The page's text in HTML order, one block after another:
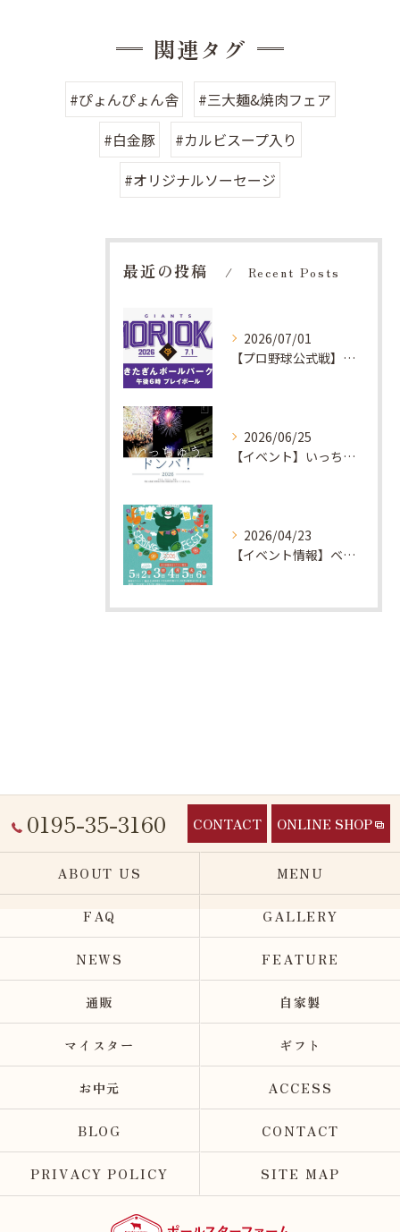
関連タグ
#ぴょんぴょん舎
#三大麺&焼肉フェア
#白金豚
#カルビスープ入り
#オリジナルソーセージ
最近の投稿 Recent Posts
2026/07/01
【プロ野球公式戦】ベアレンさんのブースでソーセージ食べれます！
2026/06/25
【イベント】いっちゅうドンパ2026出店のお知らせ
2026/04/23
【イベント情報】ベアレンスプリングフェスト出店のお知らせ★2026.05.02(前日祭)～05.06(延長戦)★
0195-35-3160 CONTACT ONLINE SHOP
ABOUT US MENU
FAQ GALLERY
NEWS FEATURE
通販 自家製
マイスター ギフト
お中元 ACCESS
BLOG CONTACT
PRIVACY POLICY SITE MAP